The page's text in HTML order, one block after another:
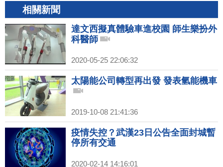
相關新聞
達文西擬真體驗車進校園 師生樂扮外
科醫師
2020-05-25 22:06:32
太陽能公司轉型再出發 發表氫能機車
2019-10-08 21:41:36
疫情失控？武漢23日公告全面封城暫
停所有交通
2020-02-14 14:16:01